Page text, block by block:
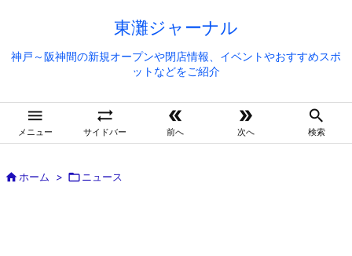
東灘ジャーナル
神戸～阪神間の新規オープンや閉店情報、イベントやおすすめスポ
ットなどをご紹介

メニュー

サイドバー

前へ

次へ

検索
ホーム >  ニュース